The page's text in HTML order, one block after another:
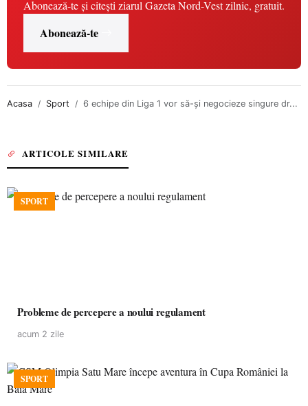
Abonează-te și citești ziarul Gazeta Nord-Vest zilnic, gratuit.
Abonează-te
Acasa Sport 6 echipe din Liga 1 vor să-şi negocieze singure dr...
ARTICOLE SIMILARE
SPORT
Probleme de percepere a noului regulament
acum 2 zile
SPORT